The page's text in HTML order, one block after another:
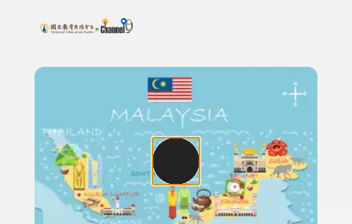
上方功能區塊
搜尋關鍵字：可輸入節目名稱、主持人或關鍵字